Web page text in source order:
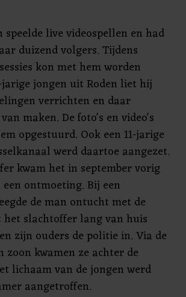
speelde live videospellen en had
duizend volgers. Tijdens
kon met hem worden
jarige jongen uit Roden liet hij
verrichten en daar
maken. De foto's en video's
opgestuurd. Ook een 11-jarige
werd daartoe aangezet.
kwam het in september vorig
ontmoeting. Bij een
de man ontucht met de
het slachtoffer lang van huis
zijn ouders de politie in. Via de
kwamen ze achter de
lichaam van de jongen werd
aangetroffen.